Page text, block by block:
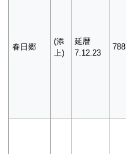
春日郷
(添
上)
延暦
7.12.23
788